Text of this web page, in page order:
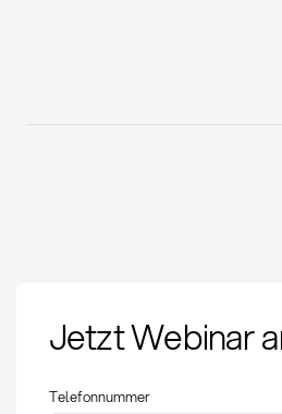
Jetzt Webinar
Telefonnummer